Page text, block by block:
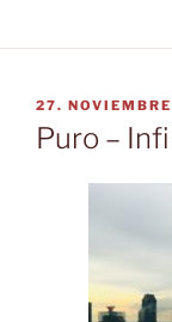
PUBLICADO
EL
27.
Puro –